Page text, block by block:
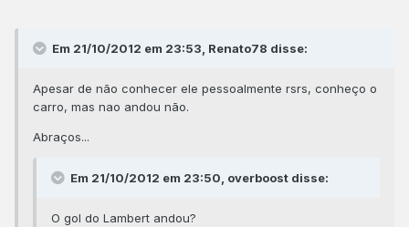
Em 21/10/2012 em 23:53, Renato78 disse:
Apesar de não conhecer ele pessoalmente rsrs, conheço o
carro, mas nao andou não.
Abraços...
Em 21/10/2012 em 23:50, overboost disse:
O gol do Lambert andou?